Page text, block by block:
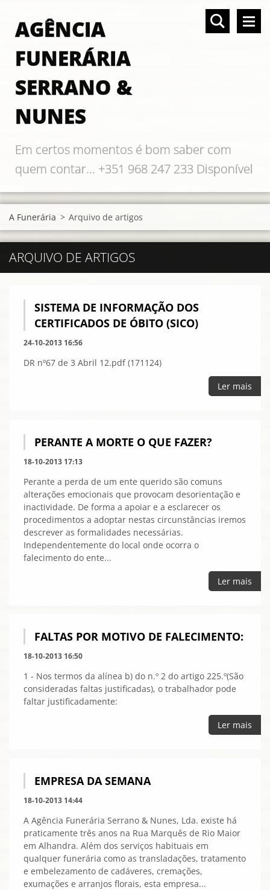
AGÊNCIA
FUNERÁRIA
SERRANO &
NUNES
Em certos momentos é bom saber com
quem contar... +351 968 247 233 Disponível
24 horas
A Funerária > Arquivo de artigos
ARQUIVO DE ARTIGOS
SISTEMA DE INFORMAÇÃO DOS
CERTIFICADOS DE ÓBITO (SICO)
24-10-2013 16:56
DR nº67 de 3 Abril 12.pdf (171124)
Ler mais
PERANTE A MORTE O QUE FAZER?
18-10-2013 17:13
Perante a perda de um ente querido são comuns
alterações emocionais que provocam desorientação e
inactividade. De forma a apoiar e a esclarecer os
procedimentos a adoptar nestas circunstâncias iremos
descrever as formalidades necessárias.
Independentemente do local onde ocorra o
falecimento do ente...
Ler mais
FALTAS POR MOTIVO DE FALECIMENTO:
18-10-2013 16:50
1 - Nos termos da alínea b) do n.º 2 do artigo 225.º(São
consideradas faltas justificadas), o trabalhador pode
faltar justificadamente:
Ler mais
EMPRESA DA SEMANA
18-10-2013 14:44
A Agência Funerária Serrano & Nunes, Lda. existe há
praticamente três anos na Rua Marquês de Rio Maior
em Alhandra. Além dos serviços habituais em
qualquer funerária como as transladações, tratamento
e embelezamento de cadáveres, cremações,
exumações e arranjos florais, esta empresa...